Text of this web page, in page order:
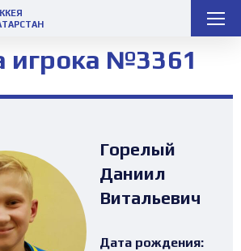
игрока №3361
Горелый
Даниил
Витальевич
Дата рождения: